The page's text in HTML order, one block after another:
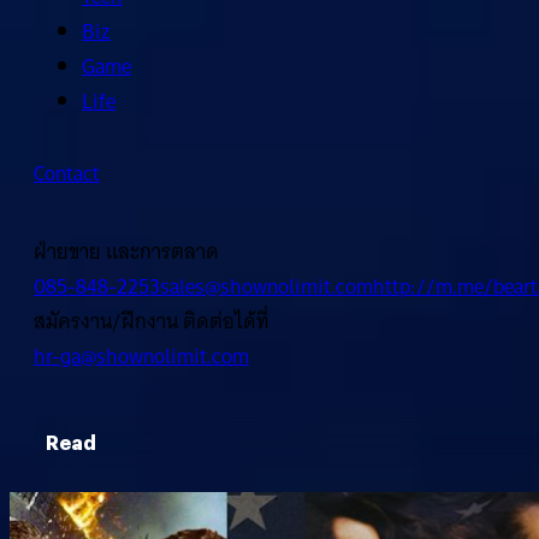
Biz
Game
Life
Contact
ฝ่ายขาย และการตลาด
085-848-2253sales@shownolimit.comhttp://m.me/
สมัครงาน/ฝึกงาน ติดต่อได้ที่
hr-ga@shownolimit.com
Read